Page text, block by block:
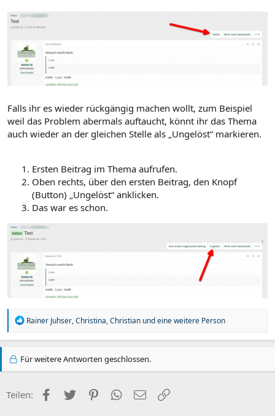
Falls ihr es wieder rückgängig machen wollt, zum Beispiel
weil das Problem abermals auftaucht, könnt ihr das Thema
auch wieder an der gleichen Stelle als „Ungelöst“ markieren.
Ersten Beitrag im Thema aufrufen.
Oben rechts, über den ersten Beitrag, den Knopf
(Button) „Ungelöst“ anklicken.
Das war es schon.
R
a
t
e
Rainer Juhser,Christina,Christian und eine weitere Person
Für weitere Antworten geschlossen.
Teilen: Facebook
Twitter PinterestWhatsApp
E-Mail